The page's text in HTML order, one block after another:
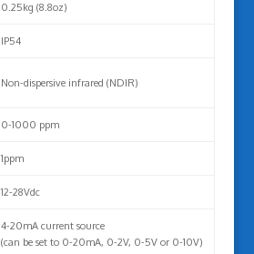
0.25kg (8.8oz)
IP54
Non-dispersive infrared (NDIR)
0-1000 ppm
1ppm
12-28Vdc
4-20mA current source
(can be set to 0-20mA, 0-2V, 0-5V or 0-10V)